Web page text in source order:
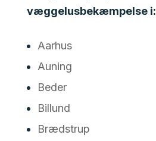
væggelusbekæmpelse i:
Aarhus
Auning
Beder
Billund
Brædstrup